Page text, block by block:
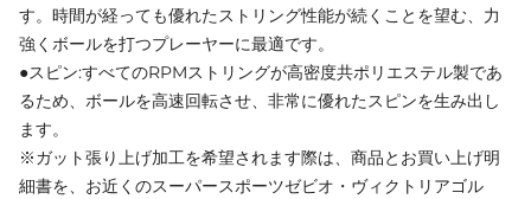
す。時間が経っても優れたストリング性能が続くことを望む、力
強くボールを打つプレーヤーに最適です。
●スピン:すべてのRPMストリングが高密度共ポリエステル製であ
るため、ボールを高速回転させ、非常に優れたスピンを生み出し
ます。
※ガット張り上げ加工を希望されます際は、商品とお買い上げ明
細書を、お近くのスーパースポーツゼビオ・ヴィクトリアゴル